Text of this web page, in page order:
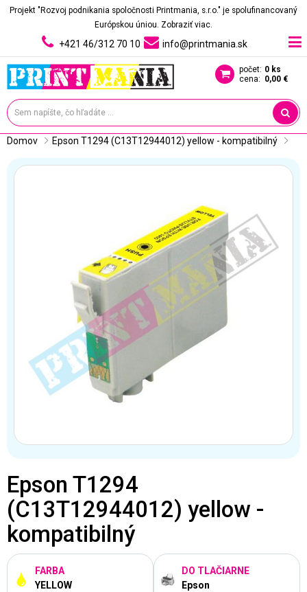
Projekt "Rozvoj podnikania spoločnosti Printmania, s.r.o." je spolufinancovaný
Európskou úniou. Zobraziť viac.
+421 46/312 70 10 info@printmania.sk
počet: 0 ks
cena: 0,00 €
Domov Epson T1294 (C13T12944012) yellow - kompatibilný
Epson T1294
(C13T12944012) yellow -
kompatibilný
FARBA
YELLOW
DO TLAČIARNE
Epson